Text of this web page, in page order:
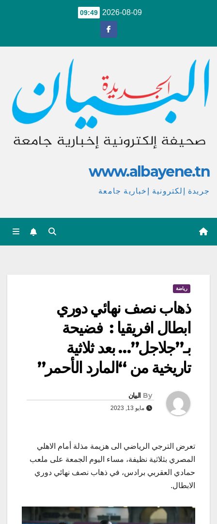
2026-08-09
09:49
www.albayene.tn
جريدة إلكترونية إخبارية جامعة
رياضة
ذهاب نصف نهائي دوري
ابطال افريقيا : فضيحة
بـ”جلاجل”… بعد ثلاثية
تاريخية من “المارد الأحمر”
By البيان
مايو 13, 2023
تعرض الترجي الرياضي الى هزيمة مذلة أمام الاهلي
المصري بثلاثية نظيفة، مساء اليوم الجمعة على ملعب
حمادي العقربي برادس، في ذهاب نصف نهائي دوري
الابطال.